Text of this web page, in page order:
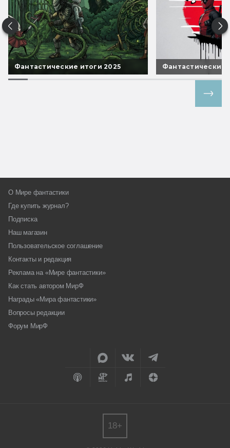
Фантастические итоги 2025 Фантастические
О Мире фантастики
Где купить журнал?
Подписка
Наш магазин
Пользовательское соглашение
Контакты и редакция
Реклама на «Мире фантастики»
Как стать автором МирФ
Награды «Мира фантастики»
Вопросы редакции
Форум МирФ
18+